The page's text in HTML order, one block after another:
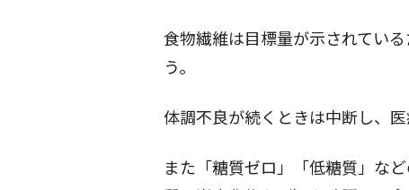
食物繊維は目標量が示されてい
う。
体調不良が続くときは中断し、医
また「糖質ゼロ」「低糖質」な